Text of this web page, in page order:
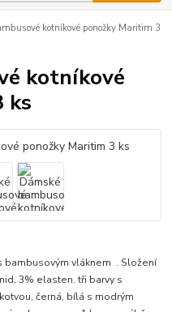
kotníkové ponožky Maritim 3
kotníkové
ks
bambusovým vláknem . Složení
3% elasten. tři barvy s
černá, bílá s modrým